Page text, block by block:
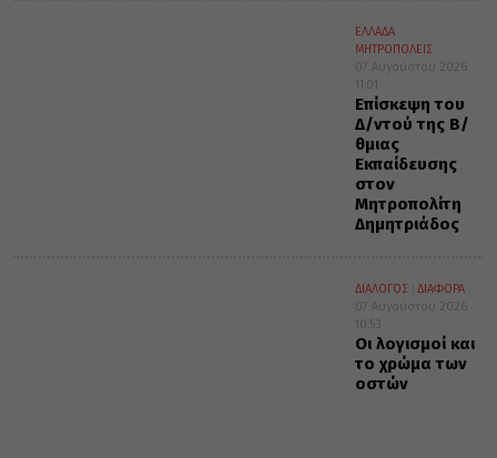
ΕΛΛΑΔΑ
ΜΗΤΡΟΠΟΛΕΙΣ
07 Αυγούστου 2026
11:01
Επίσκεψη του
Δ/ντού της Β/
θμιας
Εκπαίδευσης
στον
Μητροπολίτη
Δημητριάδος
ΔΙΑΛΟΓΟΣ
ΔΙΑΦΟΡΑ
07 Αυγούστου 2026
10:53
Οι λογισμοί και
το χρώμα των
οστών